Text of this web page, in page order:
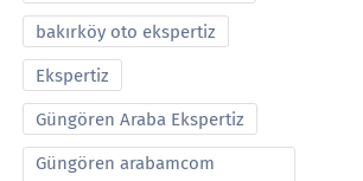
bakırköy oto ekspertiz
Ekspertiz
Güngören Araba Ekspertiz
Güngören arabamcom